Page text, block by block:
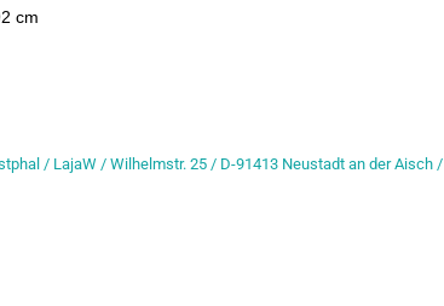
cm
/ LajaW / Wilhelmstr. 25 / D-91413 Neustadt an der Aisch /